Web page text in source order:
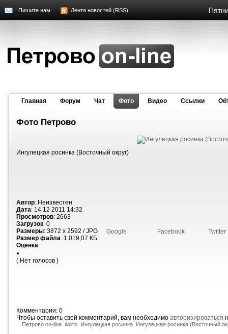
Пишите нам Лента новостей (RSS)
Главная Форум Чат Фото Видео Cсылки
Фото Петрово
Ингулецкая росинка (Восточный округ)
Автор: Неизвестен
Дата: 14 12 2011 14:32
Просмотров: 2663
Загрузок: 0
Размеры: 3872 x 2592 / JPG
Размер файла: 1.019,07 КБ
Оценка:
( Нет голосов )
Google Facebook Twitter
Комментарии: 0
Чтобы оставить свой комментарий, вам необходимо авторизироваться
Петрово on-line Фото Ингулецкая росинка Ингулецкая росинка (Восточный